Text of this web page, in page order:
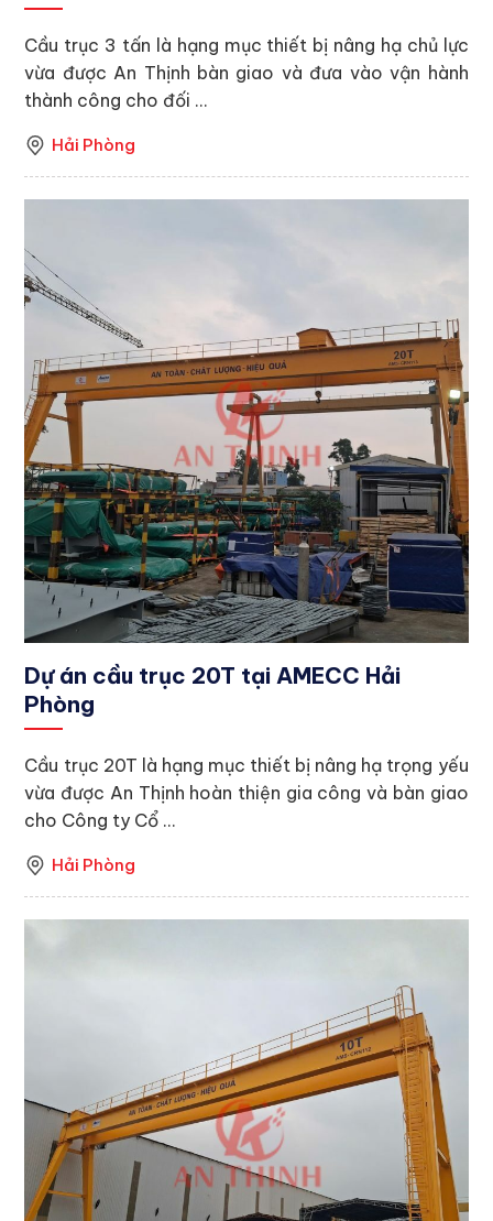
Cầu trục 3 tấn là hạng mục thiết bị nâng hạ chủ lực
vừa được An Thịnh bàn giao và đưa vào vận hành
thành công cho đối ...
Hải Phòng
Dự án cầu trục 20T tại AMECC Hải
Phòng
Cầu trục 20T là hạng mục thiết bị nâng hạ trọng yếu
vừa được An Thịnh hoàn thiện gia công và bàn giao
cho Công ty Cổ ...
Hải Phòng